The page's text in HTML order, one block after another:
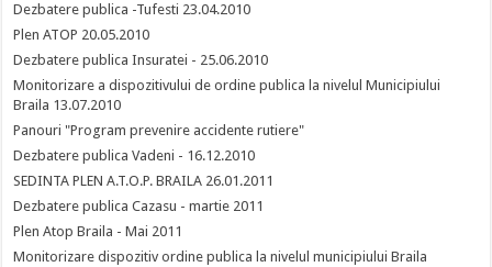
Dezbatere publica -Tufesti 23.04.2010
Plen ATOP 20.05.2010
Dezbatere publica Insuratei - 25.06.2010
Monitorizare a dispozitivului de ordine publica la nivelul Municipiului
Braila 13.07.2010
Panouri "Program prevenire accidente rutiere"
Dezbatere publica Vadeni - 16.12.2010
SEDINTA PLEN A.T.O.P. BRAILA 26.01.2011
Dezbatere publica Cazasu - martie 2011
Plen Atop Braila - Mai 2011
Monitorizare dispozitiv ordine publica la nivelul municipiului Braila